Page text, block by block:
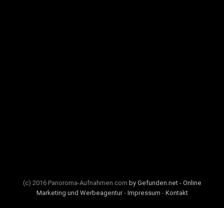
(c) 2016 Panoroma-Aufnahmen.com by Gefunden.net - Online
Marketing und Werbeagentur- Impressum - Kontakt